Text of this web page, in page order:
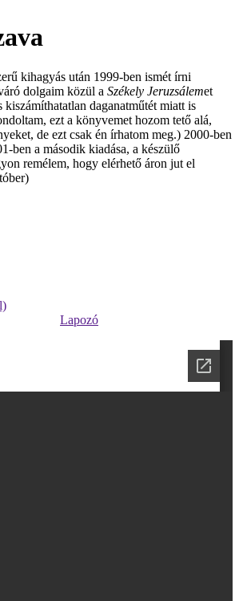
kihagyás után 1999-ben ismét írni
dolgaim közül a Székely Jeruzsálemet
kiszámíthatatlan daganatműtét miatt is
ezt a könyvemet hozom tető alá,
de ezt csak én írhatom meg.) 2000-ben
ben a második kiadása, a készülő
remélem, hogy elérhető áron jut el
Lapozó